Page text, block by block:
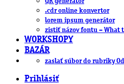
.cdr online konvertor
lorem ipsum generátor
zistiť názov fontu – What
WORKSHOPY
BAZÁR
zaslať súbor do rubriky
Prihlásiť